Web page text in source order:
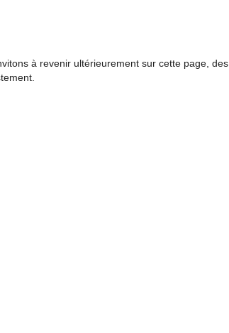
à revenir ultérieurement sur cette page, des